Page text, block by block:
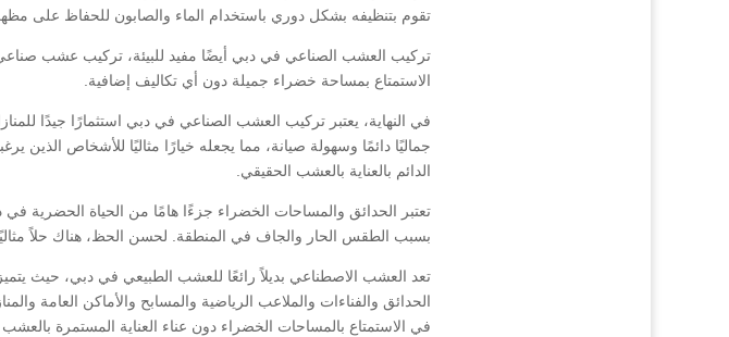
تقوم بتنظيفه بشكل دوري باستخدام الماء والصابون للحفاظ على
تركيب العشب الصناعي في دبي أيضًا مفيد للبيئة، تركيب عشب صناعي
الاستمتاع بمساحة خضراء جميلة دون أي تكاليف إضافية.
في النهاية، يعتبر تركيب العشب الصناعي في دبي استثمارًا جيدًا
جماليًا دائمًا وسهولة صيانة، مما يجعله خيارًا مثاليًا للأشخاص الذين
الدائم بالعناية بالعشب الحقيقي.
تعتبر الحدائق والمساحات الخضراء جزءًا هامًا من الحياة
بسبب الطقس الحار والجاف في المنطقة. لحسن الحظ، هناك حلاً
تعد العشب الاصطناعي بديلاً رائعًا للعشب الطبيعي في دبي، حيث
الحدائق والفناءات والملاعب الرياضية والمسابح والأماكن العامة
في الاستمتاع بالمساحات الخضراء دون عناء العناية المستمرة بالعشب